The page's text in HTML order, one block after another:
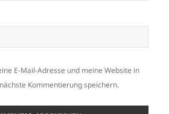
E-Mail-Adresse und meine Website in
Kommentierung speichern.